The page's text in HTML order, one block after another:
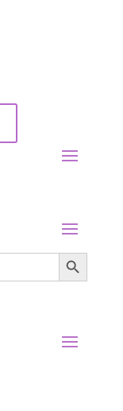
Search Button